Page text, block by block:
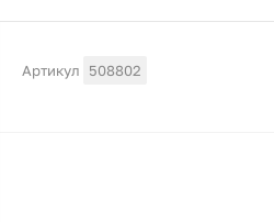
Артикул 508802